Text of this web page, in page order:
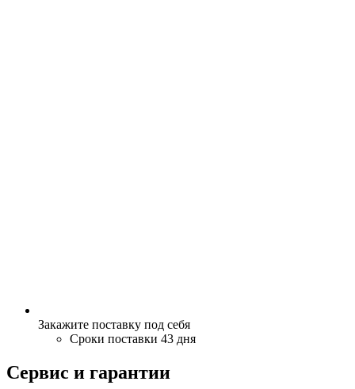
Закажите поставку под себя
Сроки поставки 43 дня
Сервис и гарантии